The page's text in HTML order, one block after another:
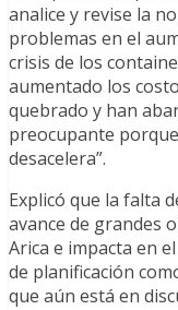
analice y revise la
problemas en el
crisis de los
aumentado los
quebrado y han
preocupante
desacelera”.
Explicó que la falta
avance de grandes
Arica e impacta en
de planificación
que aún está en